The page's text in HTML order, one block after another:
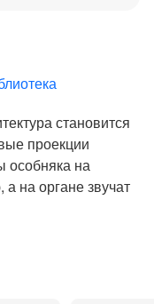
становится
проекции
особняка на
на органе звучат
мелодии вдруг
сторон.